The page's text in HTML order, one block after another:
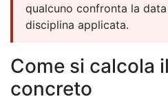
qualcuno confronta la
disciplina applicata.
Come si calcola
concreto